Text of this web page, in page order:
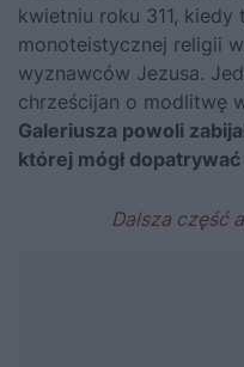
kwietniu roku 311, kiedy
monoteistycznej religii
wyznawców Jezusa.
chrześcijan o modlitwę
Galeriusza powoli
której mógł